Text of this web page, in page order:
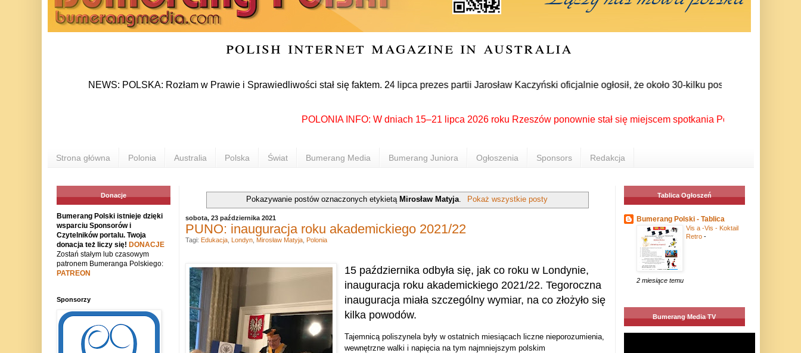
polish internet magazine in australia
NEWS: POLSKA: Rozłam w Prawie i Sprawiedliwości stał się faktem. 24 lipca prezes partii Jarosław Kaczyński oficjalnie ogłosił, że około 30-kilku posłów
POLONIA INFO: W dniach 15–21 lipca 2026 roku Rzeszów ponownie stał się miejscem spotkania Polonii z całego
Strona główna Polonia Australia Polska Świat Bumerang Media Bumerang Juniora Ogłoszenia Sponsors Redakcja
Pokazywanie postów oznaczonych etykietą Mirosław Matyja. Pokaż wszystkie posty
sobota, 23 października 2021
PUNO: inauguracja roku akademickiego 2021/22
15 października odbyła się, jak co roku w Londynie,
inauguracja roku akademickiego 2021/22. Tegoroczna
inauguracja miała szczególny wymiar, na co złożyło się
kilka powodów.
Tajemnicą poliszynela były w ostatnich miesiącach liczne nieporozumienia,
wewnętrzne walki i napięcia na tym najmniejszym polskim
Tagi: Edukacja, Londyn, Mirosław Matyja, Polonia
Donacje
Bumerang Polski istnieje dzięki
wsparciu Sponsorów i
Czytelników portalu. Twoja
donacja też liczy się! DONACJE
Zostań stałym lub czasowym
patronem Bumeranga Polskiego:
PATREON
Sponsorzy
Tablica Ogłoszeń
Bumerang Polski - Tablica
Vis a -Vis - Koktail
Retro -
2 miesiące temu
Bumerang Media TV